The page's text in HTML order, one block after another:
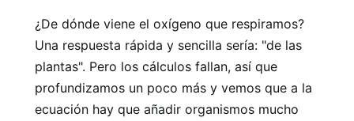
¿De dónde viene el oxígeno que respiramos?
Una respuesta rápida y sencilla sería: "de las
plantas". Pero los cálculos fallan, así que
profundizamos un poco más y vemos que a la
ecuación hay que añadir organismos mucho